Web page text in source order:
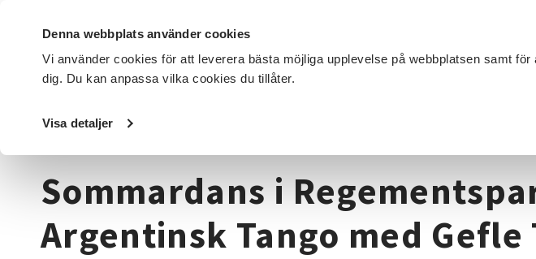
Denna webbplats använder cookies
Vi använder cookies för att leverera bästa möjliga upplevelse på webbplatsen samt
dig. Du kan anpassa vilka cookies du tillåter.
Visa detaljer
DET HÄR GÖR VI FÖR DIG SOM SÖK KURSER OCH EVENEMANG
Startsida / Kurser och evenemang
Sommardans i
Argentinsk Tango med Gefle